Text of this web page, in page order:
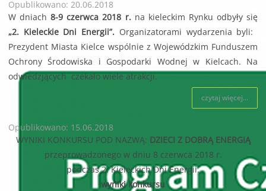
Opublikowano: 20.06.2018
W dniach8-9 czerwca 2018 r.na kieleckim Rynku odbyły się
„2. Kieleckie Dni Energii”. Organizatorami wydarzenia byli:
Prezydent Miasta Kielce wspólnie z Wojewódzkim Funduszem
Ochrony Środowiska i Gospodarki Wodnej w Kielcach. Na
odwiedzjących czekało wiele atrakcji.
czytaj więcej...
Opublikowano: 15.06.2018
WYNIKI KONKURSU POD NAZWĄ: DZIECI Z DOBRĄ ENERGIĄ
przeprowadzonego w dniu 8 czerwca 2018 r.
podczas 2. Kieleckich Dni Energii.
wyniki konkursu